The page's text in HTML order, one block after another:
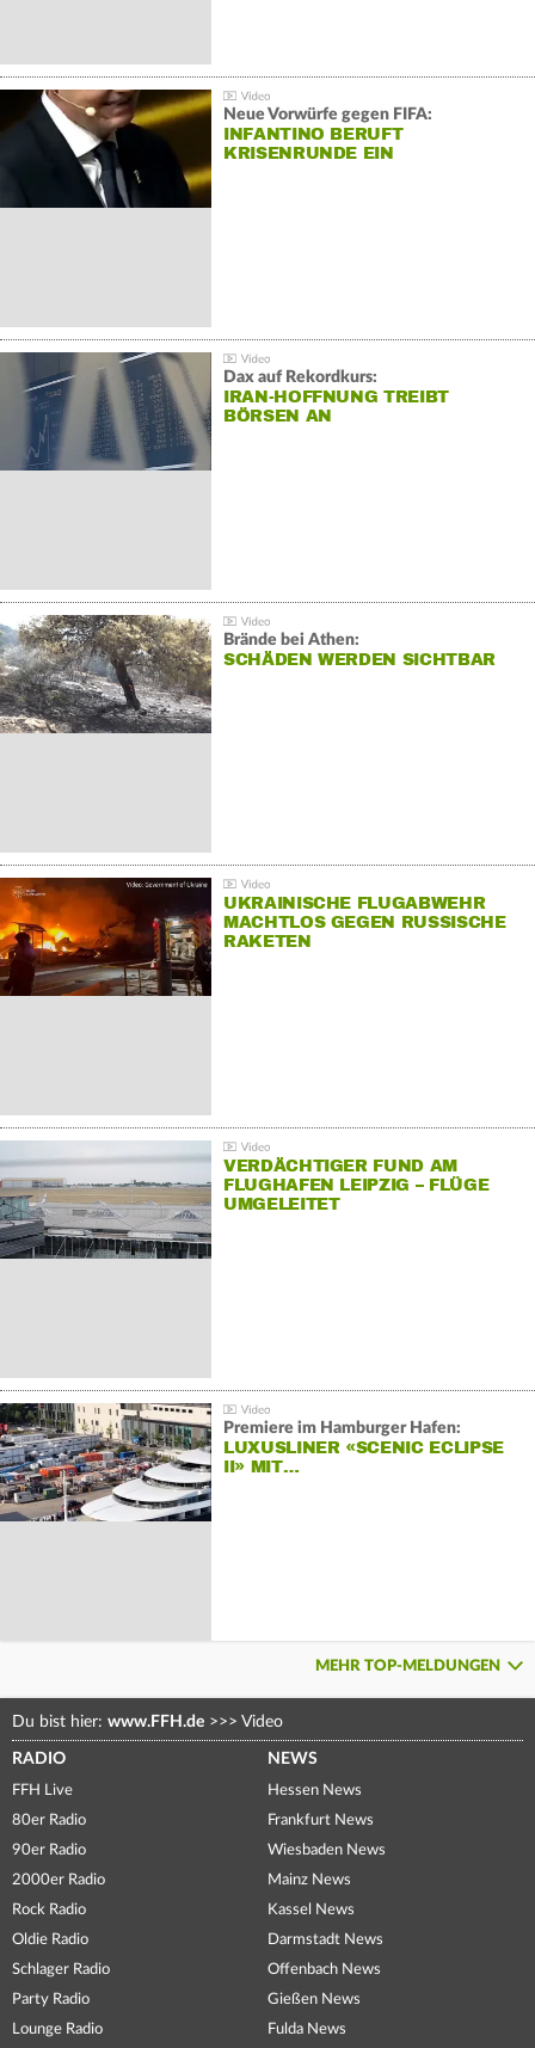
Neue Vorwürfe gegen FIFA:
INFANTINO BERUFT
KRISENRUNDE EIN
Dax auf Rekordkurs:
IRAN-HOFFNUNG TREIBT
BÖRSEN AN
Brände bei Athen:
SCHÄDEN WERDEN SICHTBAR
UKRAINISCHE FLUGABWEHR
MACHTLOS GEGEN RUSSISCHE
RAKETEN
VERDÄCHTIGER FUND AM
FLUGHAFEN LEIPZIG – FLÜGE
UMGELEITET
Premiere im Hamburger Hafen:
LUXUSLINER «SCENIC ECLIPSE
II» MIT…
MEHR TOP-MELDUNGEN
Du bist hier: www.FFH.de >>> Video
RADIO
FFH Live
80er Radio
90er Radio
2000er Radio
Rock Radio
Oldie Radio
Schlager Radio
Party Radio
Lounge Radio
NEWS
Hessen News
Frankfurt News
Wiesbaden News
Mainz News
Kassel News
Darmstadt News
Offenbach News
Gießen News
Fulda News